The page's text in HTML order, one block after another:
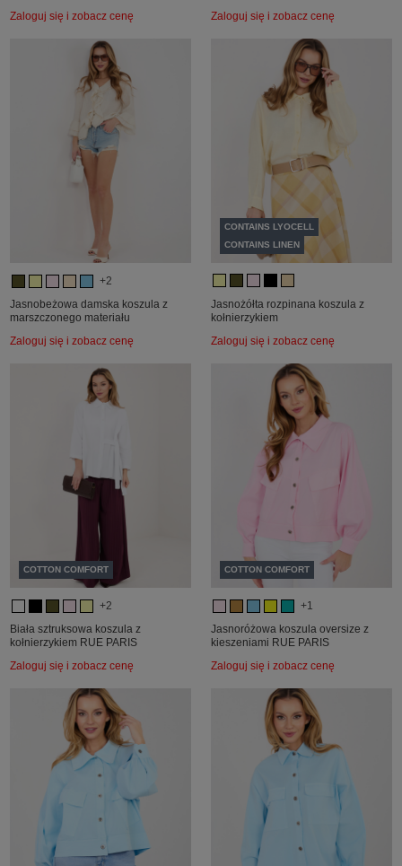
Zaloguj się i zobacz cenę Zaloguj się i zobacz cenę
+2
Jasnobeżowa damska koszula z
marszczonego materiału
Zaloguj się i zobacz cenę
CONTAINS LYOCELL
CONTAINS LINEN
Jasnożółta rozpinana koszula z
kołnierzykiem
Zaloguj się i zobacz cenę
COTTON COMFORT
+2
Biała sztruksowa koszula z
kołnierzykiem RUE PARIS
Zaloguj się i zobacz cenę
COTTON COMFORT
+1
Jasnoróżowa koszula oversize z
kieszeniami RUE PARIS
Zaloguj się i zobacz cenę